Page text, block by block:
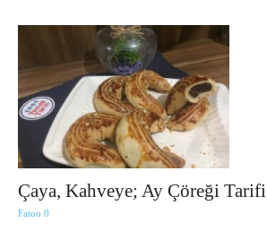
Çaya, Kahveye; Ay Çöreği Tarifi
Fatoo 0